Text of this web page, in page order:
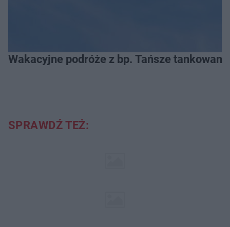
Wakacyjne podróże z bp. Tańsze
SPRAWDŹ TEŻ: